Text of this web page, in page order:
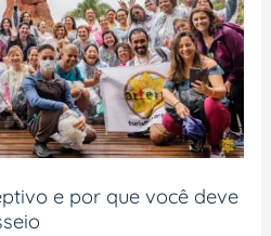
e por que você deve